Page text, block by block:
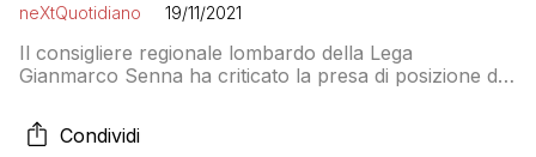
neXtQuotidiano 19/11/2021
Il consigliere regionale lombardo della Lega
Gianmarco Senna ha criticato la presa di posizione del
non ha capito la differenza tra uno spettacolo di una
rock band e la vita reale. Ogni tanto è utile ricordare
Condividi